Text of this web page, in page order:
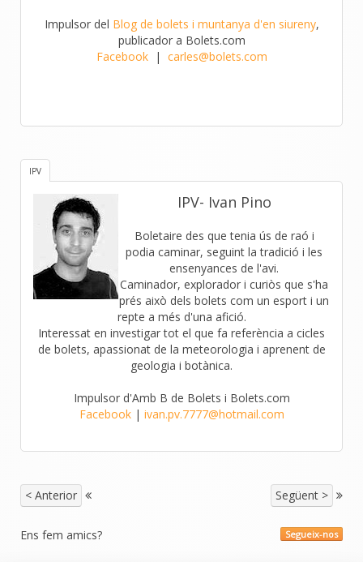
Impulsor del Blog de bolets i muntanya d'en siureny,
publicador a Bolets.com
Facebook| carles@bolets.com
IPV
IPV- Ivan Pino
Boletaire des que tenia ús de raó i
podia caminar, seguint la tradició i les
ensenyances de l'avi.
Caminador, explorador i curiòs que s'ha
prés això dels bolets com un esport i un
repte a més d'una afició.
Interessat en investigar tot el que fa referència a cicles
de bolets, apassionat de la meteorologia i aprenent de
geologia i botànica.
Impulsor d'Amb B de Bolets i Bolets.com
Facebook| ivan.pv.7777@hotmail.com
< Anterior Següent >
Segueix-nos
Ens fem amics?